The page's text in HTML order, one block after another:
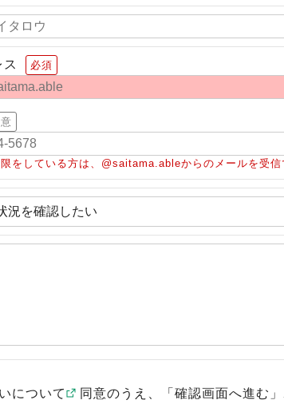
ス 必須
をしている方は、@saitama.ableからのメールを受信
について 同意のうえ、「確認画面へ進む